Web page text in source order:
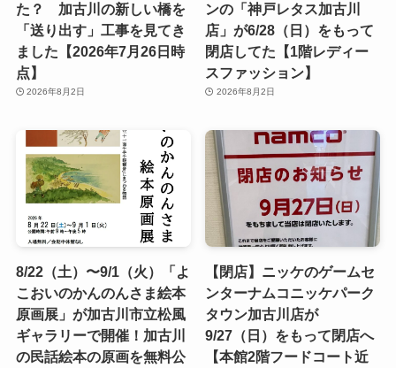
た？ 加古川の新しい橋を
「送り出す」工事を見てき
ました【2026年7月26日時
点】
2026年8月2日
ンの「神戸レタス加古川
店」が6/28（日）をもって
閉店してた【1階レディー
スファッション】
2026年8月2日
8/22（土）〜9/1（火）「よ
こおいのかんのんさま絵本
原画展」が加古川市立松風
ギャラリーで開催！加古川
の民話絵本の原画を無料公
【閉店】ニッケのゲームセ
ンターナムコニッケパーク
タウン加古川店が
9/27（日）をもって閉店へ
【本館2階フードコート近